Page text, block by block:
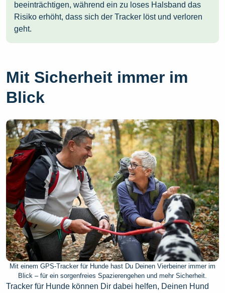
beeinträchtigen, während ein zu loses Halsband das
Risiko erhöht, dass sich der Tracker löst und verloren
geht.
Mit Sicherheit immer im
Blick
Mit einem GPS-Tracker für Hunde hast Du Deinen Vierbeiner immer im
Blick – für ein sorgenfreies Spazierengehen und mehr Sicherheit.
Tracker für Hunde können Dir dabei helfen, Deinen Hund